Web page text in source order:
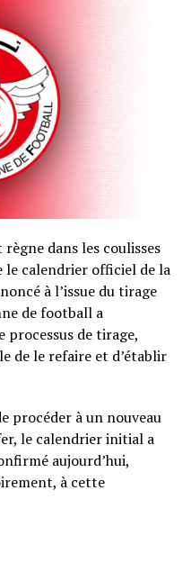
dans les coulisses
calendrier officiel de la
à l’issue du tirage
de football a
processus de tirage,
de le refaire et d’établir
procéder à un nouveau
le calendrier initial a
aujourd’hui,
à cette